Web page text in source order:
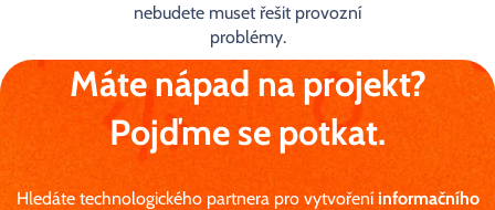
nebudete muset řešit provozní
problémy.
Máte nápad na projekt?
Pojďme se potkat.
Hledáte technologického partnera pro vytvoření informačního